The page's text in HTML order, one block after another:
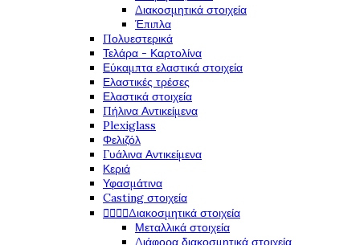
Διακοσμητικά στοιχεία
Έπιπλα
Πολυεστερικά
Τελάρα - Καρτολίνα
Εύκαμπτα ελαστικά στοιχεία
Ελαστικές τρέσες
Ελαστικά στοιχεία
Πήλινα Αντικείμενα
Plexiglass
Φελιζόλ
Γυάλινα Αντικείμενα
Κεριά
Υφασμάτινα
Casting στοιχεία
   Διακοσμητικά στοιχεία
Μεταλλικά στοιχεία
Διάφορα διακοσμητικά στοιχεία